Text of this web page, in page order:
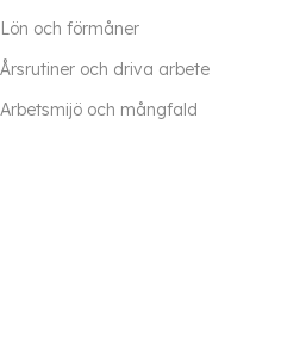
Lön och förmåner
Årsrutiner och driva arbete
Arbetsmijö och mångfald